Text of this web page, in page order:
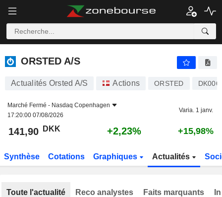
ORSTED A/S
ORSTED A/S
Actualités Orsted A/S Actions ORSTED
Marché Fermé - Nasdaq Copenhagen
17:20:00 07/08/2026
Varia. 1 janv.
141,90 DKK +2,23% +15,98%
Synthèse Cotations Graphiques Actualités
Toute l'actualité Reco analystes Faits marquants